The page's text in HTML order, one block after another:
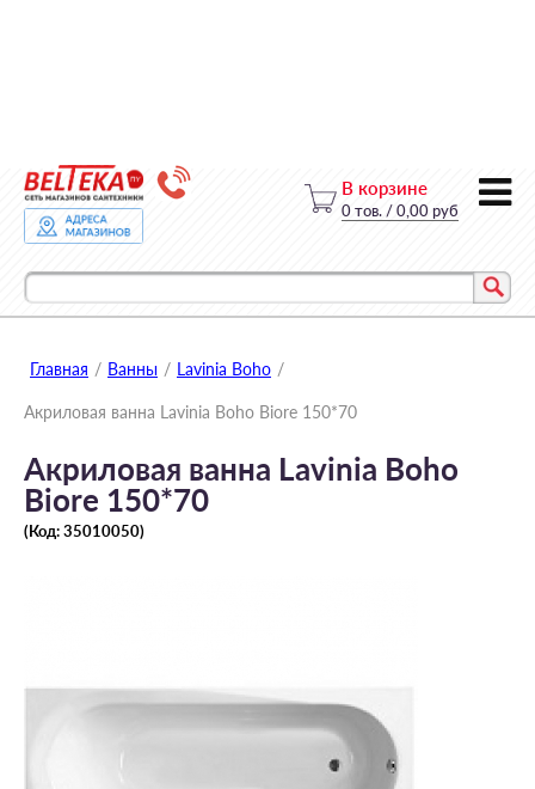
В корзине
Главная / Ванны / Lavinia Boho /
Акриловая ванна Lavinia Boho Biore 150*70
Акриловая ванна Lavinia Boho
Biore 150*70
(Код:35010050)